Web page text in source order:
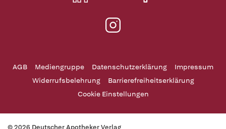
AGB Mediengruppe Datenschutzerklärung
Impressum
Widerrufsbelehrung
Barrierefreiheitserklärung
Cookie Einstellungen
© 2026 Deutscher Apotheker Verlag